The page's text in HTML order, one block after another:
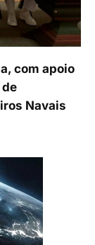
com apoio
de
Navais